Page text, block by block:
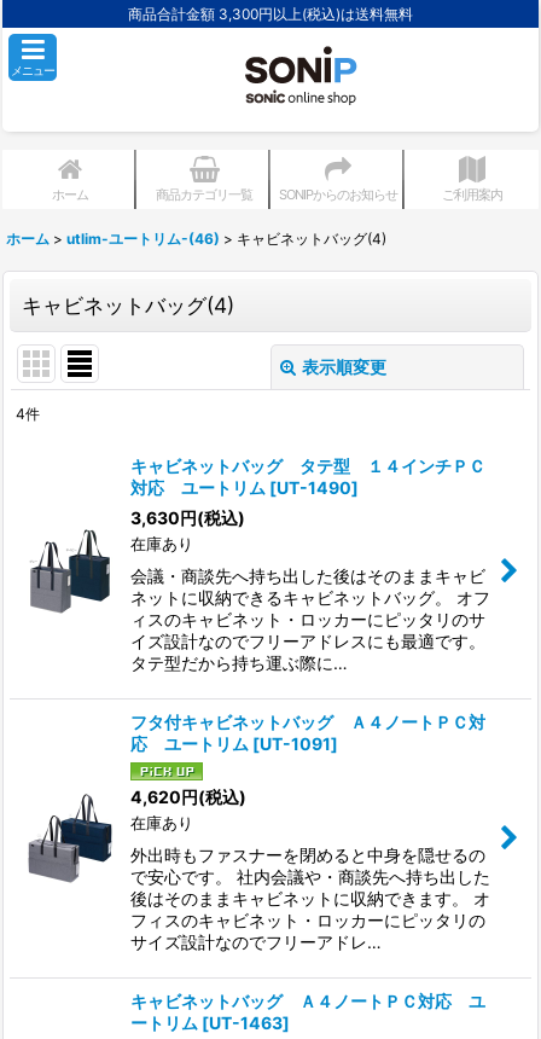
商品合計金額 3,300円以上(税込)は送料無料
メニュー
ホーム 商品カテゴリ一覧 SONIPからのお知らせ ご利用案内
ホーム > utlim-ユートリム-(46) > キャビネットバッグ(4)
キャビネットバッグ(4)
表示順変更
絞り込む
4件
キャビネットバッグ タテ型 １４インチＰＣ
対応 ユートリム [UT-1490]
3,630円(税込)
在庫あり
会議・商談先へ持ち出した後はそのままキャビ
ネットに収納できるキャビネットバッグ。 オフ
ィスのキャビネット・ロッカーにピッタリのサ
イズ設計なのでフリーアドレスにも最適です。
タテ型だから持ち運ぶ際に…
フタ付キャビネットバッグ Ａ４ノートＰＣ対
応 ユートリム [UT-1091]
4,620円(税込)
在庫あり
外出時もファスナーを閉めると中身を隠せるの
で安心です。 社内会議や・商談先へ持ち出した
後はそのままキャビネットに収納できます。 オ
フィスのキャビネット・ロッカーにピッタリの
サイズ設計なのでフリーアドレ…
キャビネットバッグ Ａ４ノートＰＣ対応 ユ
ートリム [UT-1463]